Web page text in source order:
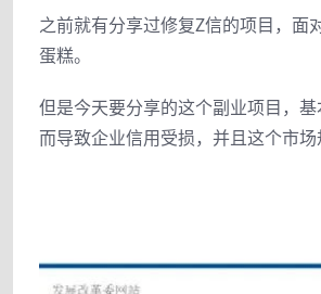
之前就有分享过修复Z信的项目，面
蛋糕。
但是今天要分享的这个副业项目，
而导致企业信用受损，并且这个市场